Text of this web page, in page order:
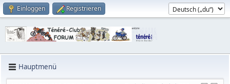
Einloggen Registrieren
Hauptmenü